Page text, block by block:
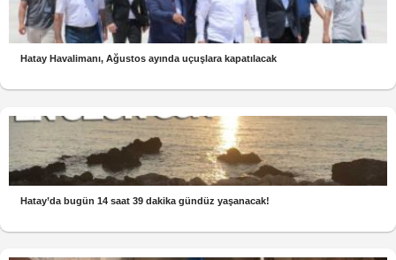
Hatay Havalimanı, Ağustos ayında uçuşlara kapatılacak
Hatay’da bugün 14 saat 39 dakika gündüz yaşanacak!